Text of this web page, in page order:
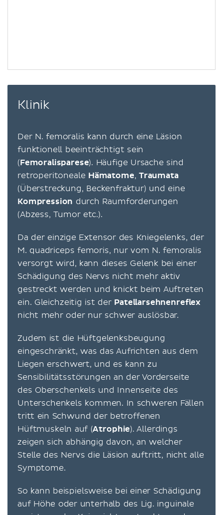
Klinik
Der N. femoralis kann durch eine Läsion
funktionell beeinträchtigt sein
(Femoralisparese). Häufige Ursache sind
retroperitoneale Hämatome, Traumata
(Überstreckung, Beckenfraktur) und eine
Kompression durch Raumforderungen
(Abzess, Tumor etc.).
Da der einzige Extensor des Kniegelenks, der
M. quadriceps femoris, nur vom N. femoralis
versorgt wird, kann dieses Gelenk bei einer
Schädigung des Nervs nicht mehr aktiv
gestreckt werden und knickt beim Auftreten
ein. Gleichzeitig ist der Patellarsehnenreflex
nicht mehr oder nur schwer auslösbar.
Zudem ist die Hüftgelenksbeugung
eingeschränkt, was das Aufrichten aus dem
Liegen erschwert, und es kann zu
Sensibilitätsstörungen an der Vorderseite
des Oberschenkels und Innenseite des
Unterschenkels kommen. In schweren Fällen
tritt ein Schwund der betroffenen
Hüftmuskeln auf (Atrophie). Allerdings
zeigen sich abhängig davon, an welcher
Stelle des Nervs die Läsion auftritt, nicht alle
Symptome.
So kann beispielsweise bei einer Schädigung
auf Höhe oder unterhalb des Lig. inguinale